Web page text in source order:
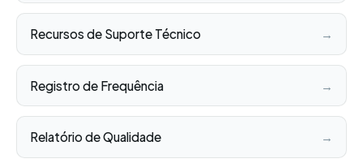
Recursos de Suporte Técnico →
Registro de Frequência →
Relatório de Qualidade →